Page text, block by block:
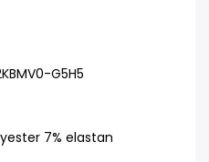
G5H5
7% elastan